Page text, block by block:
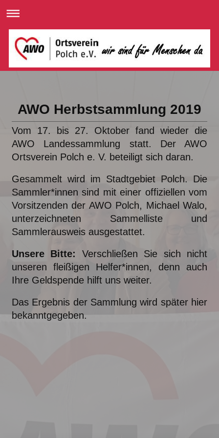
AWO Herbstsammlung 2019
Vom 17. bis 27. Oktober fand wieder die
AWO Landessammlung statt. Der AWO
Ortsverein Polch e. V. beteiligt sich daran.
Gesammelt wird im Stadtgebiet Polch. Die
Sammler*innen sind mit einer offiziellen vom
Vorsitzenden der AWO Polch, Michael Walo,
unterzeichneten Sammelliste und
Sammlerausweis ausgestattet.
Unsere Bitte:
Verschließen Sie sich nicht
unseren fleißigen Helfer*innen, denn auch
Ihre Geldspende hilft uns weiter.
Das Ergebnis der Sammlung wird später hier
bekanntgegeben.